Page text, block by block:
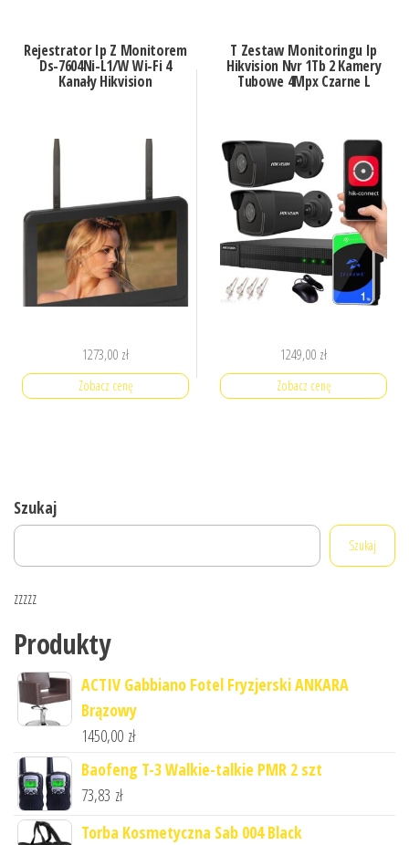
Rejestrator Ip Z Monitorem
Ds-7604Ni-L1/W Wi-Fi 4
Kanały Hikvision
1273,00 zł
Zobacz cenę
T Zestaw Monitoringu Ip
Hikvision Nvr 1Tb 2 Kamery
Tubowe 4Mpx Czarne L
1249,00 zł
Zobacz cenę
Szukaj
Szukaj
zzzzz
Produkty
ACTIV Gabbiano Fotel Fryzjerski ANKARA
Brązowy
1450,00 zł
Baofeng T-3 Walkie-talkie PMR 2 szt
73,83 zł
Torba Kosmetyczna Sab 004 Black